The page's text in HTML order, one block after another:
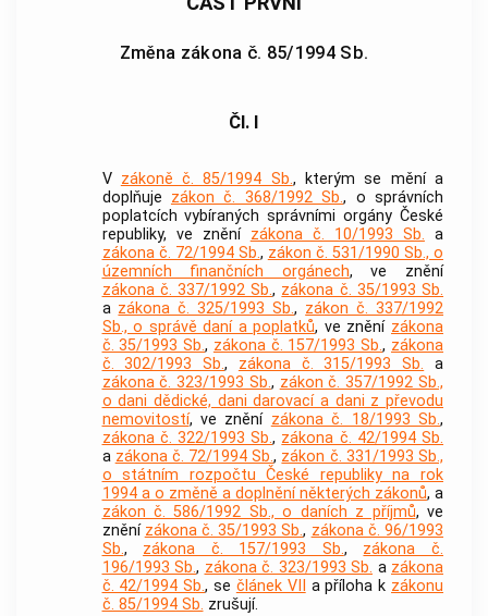
Změna zákona č. 85/1994 Sb.
Čl. I
V zákoně č. 85/1994 Sb., kterým se mění a
doplňuje zákon č. 368/1992 Sb., o správních
poplatcích vybíraných správními orgány České
republiky, ve znění zákona č. 10/1993 Sb. a
zákona č. 72/1994 Sb., zákon č. 531/1990 Sb., o
územních finančních orgánech, ve znění
zákona č. 337/1992 Sb., zákona č. 35/1993 Sb.
a zákona č. 325/1993 Sb., zákon č. 337/1992
Sb., o správě daní a poplatků, ve znění zákona
č. 35/1993 Sb., zákona č. 157/1993 Sb., zákona
č. 302/1993 Sb., zákona č. 315/1993 Sb. a
zákona č. 323/1993 Sb., zákon č. 357/1992 Sb.,
o dani dědické, dani darovací a dani z převodu
nemovitostí, ve znění zákona č. 18/1993 Sb.,
zákona č. 322/1993 Sb., zákona č. 42/1994 Sb.
a zákona č. 72/1994 Sb., zákon č. 331/1993 Sb.,
o státním rozpočtu České republiky na rok
1994 a o změně a doplnění některých zákonů, a
zákon č. 586/1992 Sb., o daních z příjmů, ve
znění zákona č. 35/1993 Sb., zákona č. 96/1993
Sb., zákona č. 157/1993 Sb., zákona č.
196/1993 Sb., zákona č. 323/1993 Sb. a zákona
č. 42/1994 Sb., se článek VII a příloha k zákonu
č. 85/1994 Sb. zrušují.